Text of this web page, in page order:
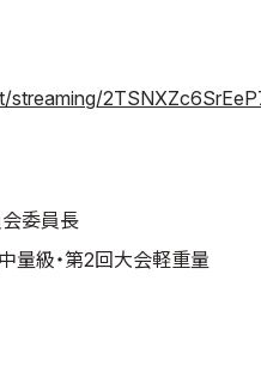
内
・保護者の方へ
・壮年部の方
お申し込み
委員長
量級・第2回大会軽重量